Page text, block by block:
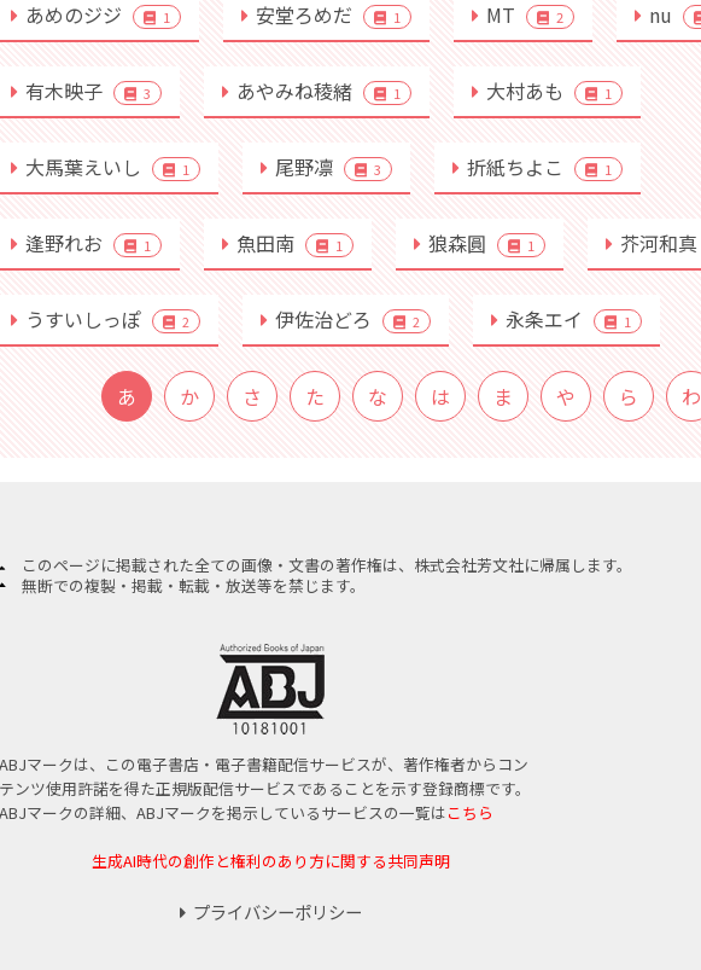
あめのジジ 1 安堂ろめだ 1 MT 2 nu
有木映子 3 あやみね稜緒 1 大村あも 1
大馬葉えいし 1 尾野凛 3 折紙ちよこ 1
逢野れお 1 魚田南 1 狼森圓 1 芥河和真
うすいしっぽ 2 伊佐治どろ 2 永条エイ 1
あ か さ た な は ま や ら わ
このページに掲載された全ての画像・文書の著作権は、株式会社芳文社に帰属します。
無断での複製・掲載・転載・放送等を禁じます。
ABJマークは、この電子書店・電子書籍配信サービスが、著作権者からコン
テンツ使用許諾を得た正規版配信サービスであることを示す登録商標です。
ABJマークの詳細、ABJマークを掲示しているサービスの一覧はこちら
生成AI時代の創作と権利のあり方に関する共同声明
プライバシーポリシー